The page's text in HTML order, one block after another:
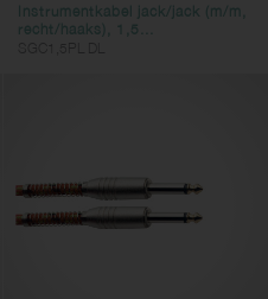
Instrumentkabel jack/jack (m/m,
recht/haaks), 1,5...